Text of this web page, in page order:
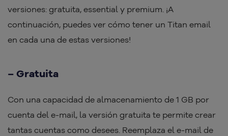
versiones: gratuita, essential y premium. ¡A
continuación, puedes ver cómo tener un Titan email
en cada una de estas versiones!
– Gratuita
Con una capacidad de almacenamiento de 1 GB por
cuenta del e-mail, la versión gratuita te permite crear
tantas cuentas como desees. Reemplaza el e-mail de